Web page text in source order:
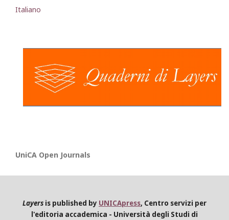
Italiano
UniCA Open Journals
Layers is published by UNICApress, Centro servizi per
l'editoria accademica - Università degli Studi di